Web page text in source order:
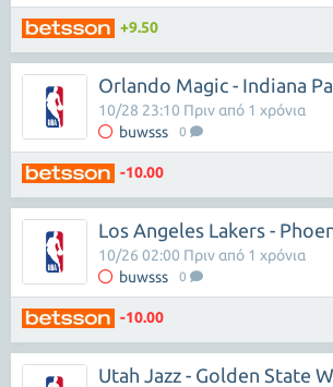
+9.50
Orlando Magic - Indiana
buwsss 0
10/28 23:10 Πριν από 1 χρόνια
-10.00
Los Angeles Lakers -
buwsss 0
10/26 02:00 Πριν από 1 χρόνια
-10.00
Utah Jazz - Golden State